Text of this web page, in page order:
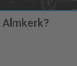
Almkerk?